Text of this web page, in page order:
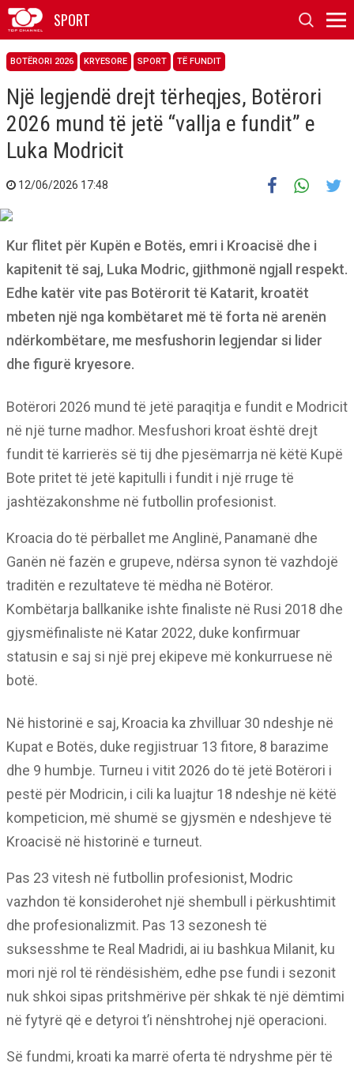
SPORT
BOTËRORI 2026 KRYESORE SPORT TË FUNDIT
Një legjendë drejt tërheqjes, Botërori
2026 mund të jetë “vallja e fundit” e
Luka Modricit
12/06/2026 17:48
Kur flitet për Kupën e Botës, emri i Kroacisë dhe i
kapitenit të saj, Luka Modric, gjithmonë ngjall respekt.
Edhe katër vite pas Botërorit të Katarit, kroatët
mbeten një nga kombëtaret më të forta në arenën
ndërkombëtare, me mesfushorin legjendar si lider
dhe figurë kryesore.
Botërori 2026 mund të jetë paraqitja e fundit e Modricit
në një turne madhor. Mesfushori kroat është drejt
fundit të karrierës së tij dhe pjesëmarrja në këtë Kupë
Bote pritet të jetë kapitulli i fundit i një rruge të
jashtëzakonshme në futbollin profesionist.
Kroacia do të përballet me Anglinë, Panamanë dhe
Ganën në fazën e grupeve, ndërsa synon të vazhdojë
traditën e rezultateve të mëdha në Botëror.
Kombëtarja ballkanike ishte finaliste në Rusi 2018 dhe
gjysmëfinaliste në Katar 2022, duke konfirmuar
statusin e saj si një prej ekipeve më konkurruese në
botë.
Në historinë e saj, Kroacia ka zhvilluar 30 ndeshje në
Kupat e Botës, duke regjistruar 13 fitore, 8 barazime
dhe 9 humbje. Turneu i vitit 2026 do të jetë Botërori i
pestë për Modricin, i cili ka luajtur 18 ndeshje në këtë
kompeticion, më shumë se gjysmën e ndeshjeve të
Kroacisë në historinë e turneut.
Pas 23 vitesh në futbollin profesionist, Modric
vazhdon të konsiderohet një shembull i përkushtimit
dhe profesionalizmit. Pas 13 sezonesh të
suksesshme te Real Madridi, ai iu bashkua Milanit, ku
mori një rol të rëndësishëm, edhe pse fundi i sezonit
nuk shkoi sipas pritshmërive për shkak të një dëmtimi
në fytyrë që e detyroi t’i nënshtrohej një operacioni.
Së fundmi, kroati ka marrë oferta të ndryshme për të